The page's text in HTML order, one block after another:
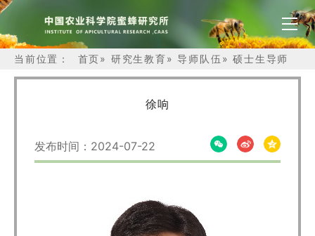
当前位置： 首页» 研究生教育»导师队伍 »硕士生导师
徐响
发布时间：2024-07-22